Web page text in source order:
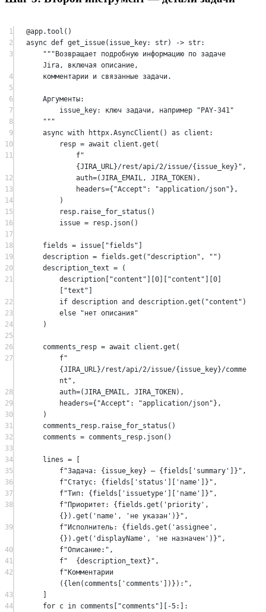
1 @app.tool ()
2
async def get_issue(issue_key: str) -> str:
3
"""Возвращает подробную информацию по задаче
Jira, включая описание,
4
комментарии и связанные задачи.
5
6
Аргументы:
7
issue_key: ключ задачи, например "PAY-341"
8
"""
9
async with httpx.AsyncClient() as client:
10
resp = await client.get(
11
f"
{JIRA_URL}/rest/api/2/issue/{issue_key} " ,
12
auth=(JIRA_EMAIL, JIRA_TOKEN),
13
headers={ "Accept" : "application/json"},
14
)
15
resp.raise_for_status()
16
issue = resp.json()
17
18
fields = issue[ "fields" ]
19
description = fields.get( "description" , "" )
20
description_text = (
21
description[ "content" ][0][ "content" ][0]
[ "text" ]
22
if description and description.get( "content" )
23
else
"нет описания"
24
)
25
26
comments_resp = await client.get(
27
f"
{JIRA_URL}/rest/api/2/issue/{issue_key}/comme
nt" ,
28
auth=(JIRA_EMAIL, JIRA_TOKEN),
29
headers={ "Accept" : "application/json"},
30
)
31
comments_resp.raise_for_status()
32
comments = comments_resp.json()
33
34
lines = [
35
f"Задача: {issue_key} — {fields[ 'summary' ] } " ,
36
f"Статус: {fields[ 'status' ][ 'name' ] } " ,
37
f"Тип: {fields[ 'issuetype' ][ 'name' ] } " ,
38
f"Приоритет: {fields.get( 'priority' ,
{}).get( 'name' , 'не указан' ) } " ,
39
f"Исполнитель: {fields.get( 'assignee' ,
{}).get( 'displayName' , 'не назначен' ) } " ,
40
f"Описание:" ,
41
f" {description_text} " ,
42
f"Комментарии
( {len(comments[ 'comments' ]) } ):" ,
43
]
44
for c in comments[ "comments" ][ -5:]: